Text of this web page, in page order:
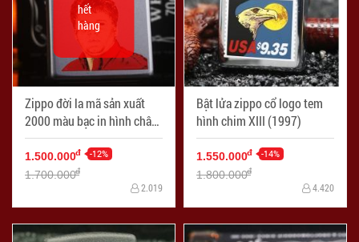
Zippo đời la mã sản xuất
2000 màu bạc in hình chân
dung
hết
hàng
1.500.000đ -12%
1.700.000đ
2.019
Bật lửa zippo cổ logo tem
hình chim XIII (1997)
1.550.000đ -14%
1.800.000đ
4.420